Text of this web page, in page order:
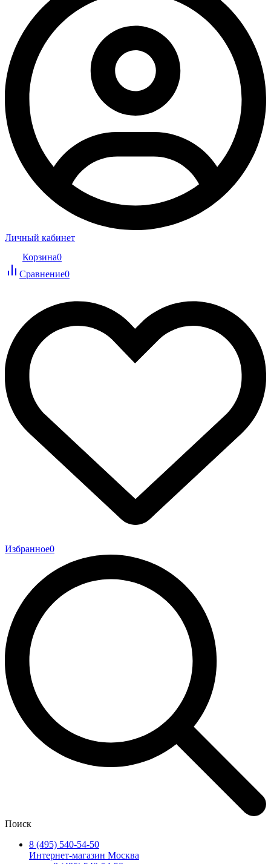
Личный кабинет
Корзина0
Сравнение0
Избранное0
Поиск
8 (495) 540-54-50
Интернет-магазин Москва